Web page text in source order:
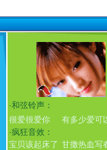
·和弦铃声：
很爱很爱你
有多少爱可
·疯狂音效：
宝贝该起床了 甘撒热血写